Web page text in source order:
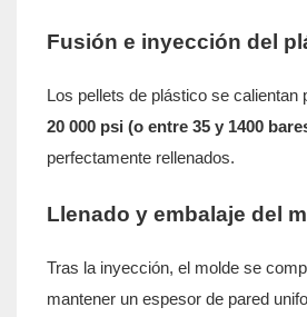
Fusión e inyección del
Los pellets de plástico se calientan
20 000 psi (o entre 35 y 1400
perfectamente rellenados.
Llenado y embalaje del
Tras la inyección, el molde se
mantener un espesor de pared